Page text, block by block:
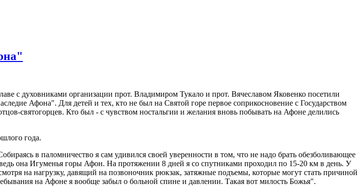
с духовниками организации прот. Владимиром Тукало и прот. Вячеславом Яковенко посетили
Афона". Для детей и тех, кто не был на Святой горе первое соприкосновение с Государством
святогорцев. Кто был - с чувством ностальгии и желания вновь побывать на Афоне делились
года.
в паломничество я сам удивился своей уверенности в том, что не надо брать обезболивающее
она Игуменья горы Афон. На протяжении 8 дней я со спутниками проходил по 15-20 км в день. У
на нагрузку, давящий на позвоночник рюкзак, затяжные подъемы, которые могут стать причиной
на Афоне я вообще забыл о больной спине и давлении. Такая вот милость Божья".